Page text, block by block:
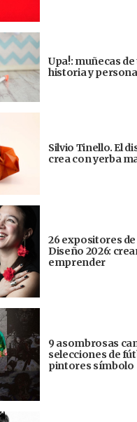
Upa!: muñecas
historia y
Silvio Tinello. El
crea con yerba
26 expositores
Diseño 2026:
emprender
9 asombrosas
selecciones de
pintores símbolo